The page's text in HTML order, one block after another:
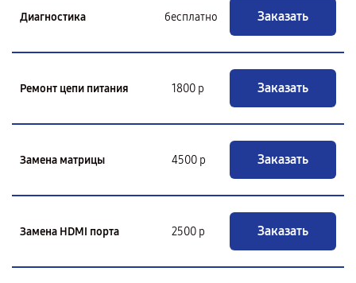
Диагностика бесплатно Заказать
Ремонт цепи питания 1800 р Заказать
Замена матрицы 4500 р Заказать
Замена HDMI порта 2500 р Заказать